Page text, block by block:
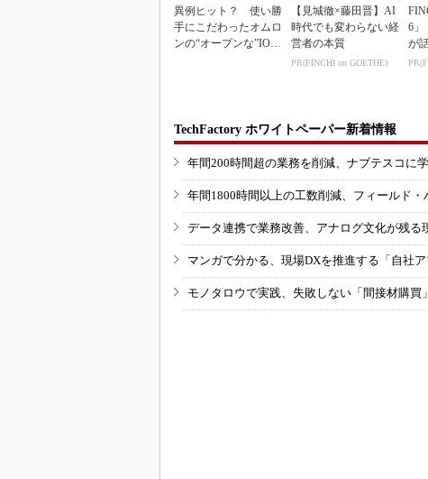
異例ヒット？ 使い勝
手にこだわったオムロ
ンの“オープンな”IO-L
【見城徹×藤田晋】AI
時代でも変わらない経
営者の本質
PR(FINCHI on GOETHE)
6」
が
TechFactory ホワイトペーパー新着情報
年間200時間超の業務を削減、ナブテスコに
年間1800時間以上の工数削減、フィールド
データ連携で業務改善、アナログ文化が残
マンガで分かる、現場DXを推進する「自社
モノタロウで実践、失敗しない「間接材購買